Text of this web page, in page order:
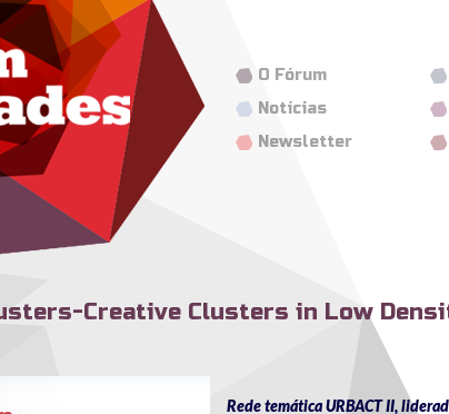
O Fórum
Notícias
Newsletter
Creative Clusters in Low
Rede temática URBACT II,